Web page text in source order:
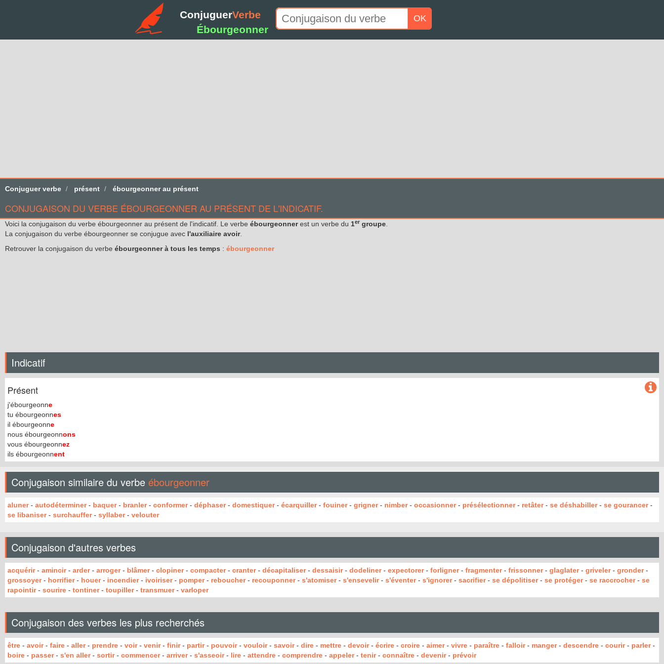
ConjuguerVerbe
Ébourgeonner
OK
Conjuguer verbe présent ébourgeonner au présent
CONJUGAISON DU VERBE ÉBOURGEONNER AU PRÉSENT DE L'INDICATIF.
Voici la conjugaison du verbe ébourgeonner au présent de l'indicatif. Le verbe ébourgeonnerest un verbe du 1er groupe
La conjugaison du verbe ébourgeonner se conjugue avec l'auxiliaire avoir.
Retrouver la conjugaison du verbe ébourgeonner à tous les temps : ébourgeonner
Indicatif
Présent
j'ébourgeonne
tu ébourgeonnes
il ébourgeonne
nous ébourgeonnons
vous ébourgeonnez
ils ébourgeonnent
Conjugaison similaire du verbe ébourgeonner
aluner- autodéterminer- baquer- branler- conformer- déphaser- domestiquer- écarquiller- fouiner- grigner- nimber- occasionner- présélectionner- retâter- se déshabiller- se gourancer-
se libaniser- surchauffer- syllaber- velouter
Conjugaison d'autres verbes
acquérir- amincir- arder- arroger- blâmer- clopiner- compacter- cranter- décapitaliser- dessaisir- dodeliner- expectorer- forligner- fragmenter- frissonner- glaglater- griveler- gronder-
grossoyer- horrifier- houer- incendier- ivoiriser- pomper- reboucher- recouponner- s'atomiser- s'ensevelir- s'éventer- s'ignorer- sacrifier- se dépolitiser- se protéger- se raccrocher- se
rapointir- sourire - tontiner- toupiller- transmuer- varloper
Conjugaison des verbes les plus recherchés
être - avoir- faire - aller- prendre - voir- venir- finir- partir- pouvoir- vouloir- savoir- dire - mettre - devoir- écrire - croire - aimer- vivre - paraître - falloir- manger- descendre - courir- parler-
boire - passer- s'en aller- sortir- commencer- arriver- s'asseoir- lire - attendre - comprendre - appeler- tenir- connaître - devenir- prévoir